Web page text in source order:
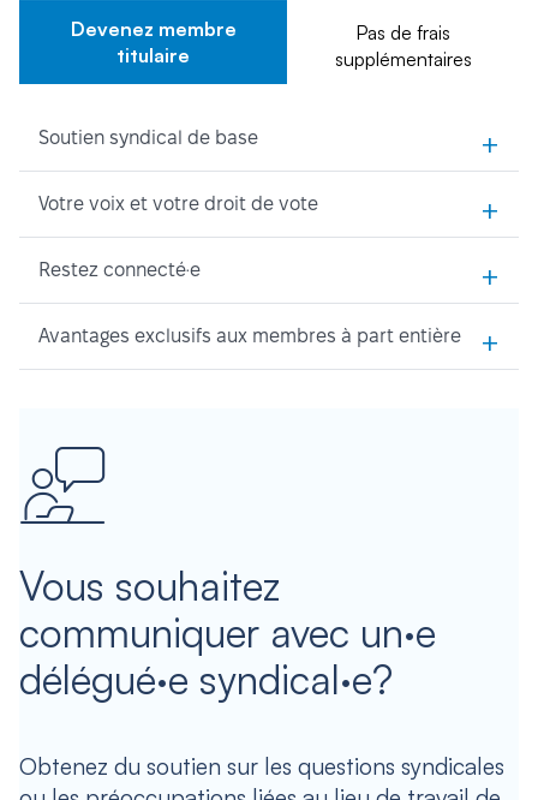
Devenez membre
titulaire
Pas de frais
supplémentaires
Soutien syndical de base +
Votre voix et votre droit de vote +
Restez connecté·e +
Avantages exclusifs aux membres à part entière +
Vous souhaitez
communiquer avec un·e
délégué·e syndical·e?
Obtenez du soutien sur les questions syndicales